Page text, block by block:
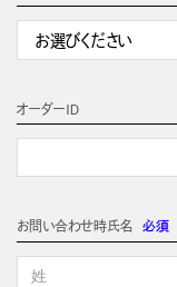
オーダーＩＤ
お問い合わせ時氏名 必須